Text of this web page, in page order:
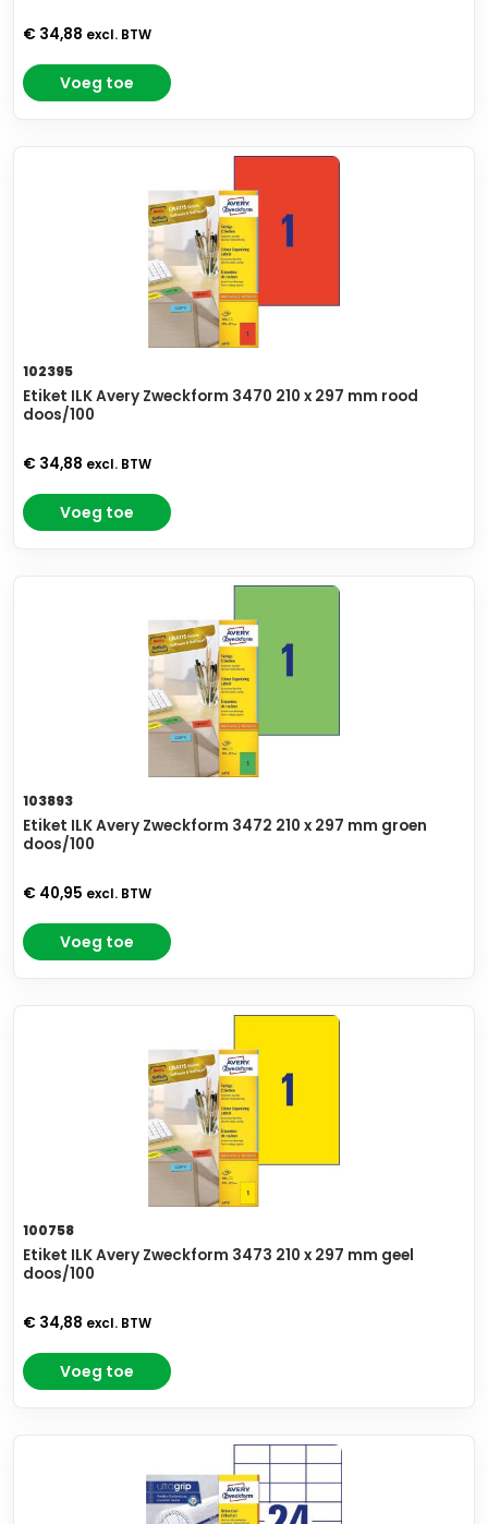
€ 34,88 excl. BTW
Voeg toe
102395
Etiket ILK Avery Zweckform 3470 210 x 297 mm rood
doos/100
€ 34,88 excl. BTW
Voeg toe
103893
Etiket ILK Avery Zweckform 3472 210 x 297 mm groen
doos/100
€ 40,95 excl. BTW
Voeg toe
100758
Etiket ILK Avery Zweckform 3473 210 x 297 mm geel
doos/100
€ 34,88 excl. BTW
Voeg toe